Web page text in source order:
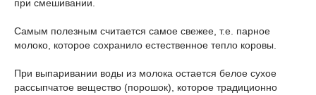
при смешивании.
Самым полезным считается самое свежее, т.е. парное
молоко, которое сохранило естественное тепло коровы.
При выпаривании воды из молока остается белое сухое
рассыпчатое вещество (порошок), которое традиционно